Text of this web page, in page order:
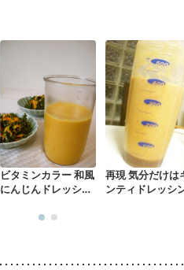
ビタミンカラー 和風
にんじんドレッシン
再現 気分だけは
ンティドレッシ